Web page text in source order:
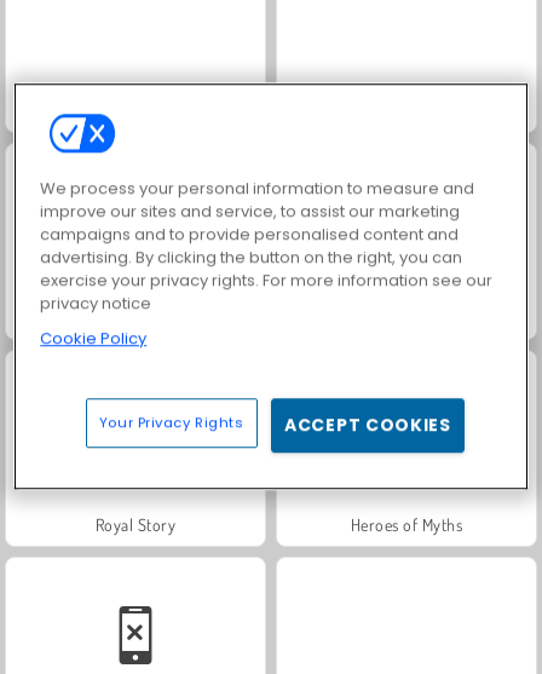
Family Relics
Royal Story Heroes of Myths
We process your personal information to measure and
improve our sites and service, to assist our marketing
campaigns and to provide personalised content and
advertising. By clicking the button on the right, you can
exercise your privacy rights. For more information see our
privacy notice
Cookie Policy
Your Privacy Rights ACCEPT COOKIES